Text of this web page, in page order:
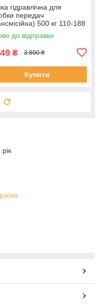
гідравлічна для
передач
500 кг 110-188
V08390
до відправки
₴ 3 800 ₴
Купити